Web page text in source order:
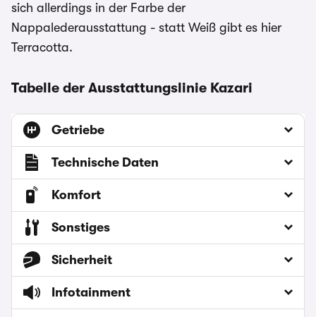
sich allerdings in der Farbe der
Nappalederausstattung - statt Weiß gibt es hier
Terracotta.
Tabelle der Ausstattungslinie Kazari
Getriebe
Technische Daten
Komfort
Sonstiges
Sicherheit
Infotainment